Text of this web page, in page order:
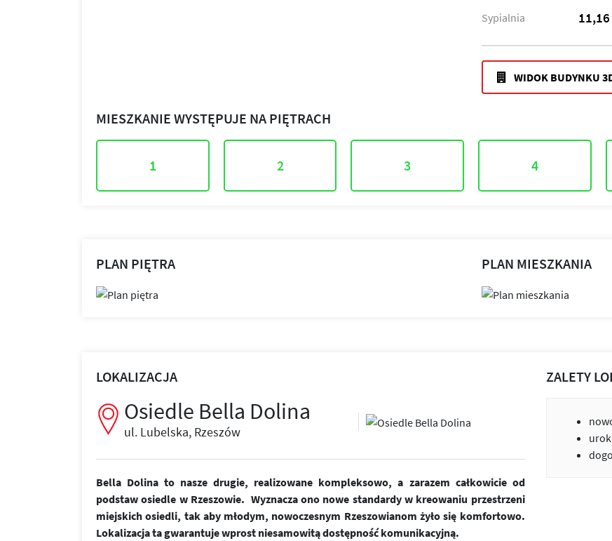
Sypialnia
WIDOK BUDYNKU
MIESZKANIE WYSTĘPUJE NA PIĘTRACH
1 2 3 4
PLAN PIĘTRA PLAN MIESZKANIA
LOKALIZACJA
Osiedle Bella Dolina
ul. Lubelska, Rzeszów
Bella Dolina to nasze drugie, realizowane kompleksowo, a zarazem całkowicie od
podstaw osiedle w Rzeszowie. Wyznacza ono nowe standardy w kreowaniu przestrzeni
miejskich osiedli, tak aby młodym, nowoczesnym Rzeszowianom żyło się komfortowo.
Lokalizacja ta gwarantuje wprost niesamowitą dostępność komunikacyjną.
ZALETY